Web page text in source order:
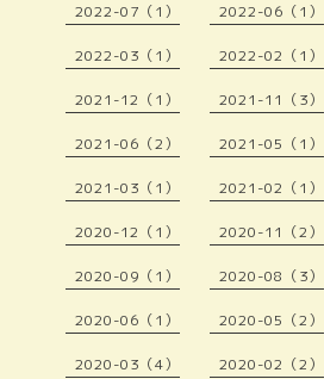
2022-07（1） 2022-06（1）
2022-03（1） 2022-02（1）
2021-12（1） 2021-11（3）
2021-06（2） 2021-05（1）
2021-03（1） 2021-02（1）
2020-12（1） 2020-11（2）
2020-09（1） 2020-08（3）
2020-06（1） 2020-05（2）
2020-03（4） 2020-02（2）